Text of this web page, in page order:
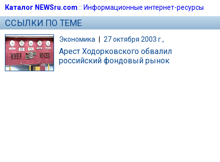
Каталог NEWSru.com :: Информационные интернет-ресурсы
ССЫЛКИ ПО ТЕМЕ
Экономика | 27 октября 2003 г.,
Арест Ходорковского обвалил
российский фондовый рынок